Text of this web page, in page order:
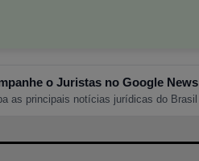
o Juristas no Google News
as principais notícias jurídicas do Brasil